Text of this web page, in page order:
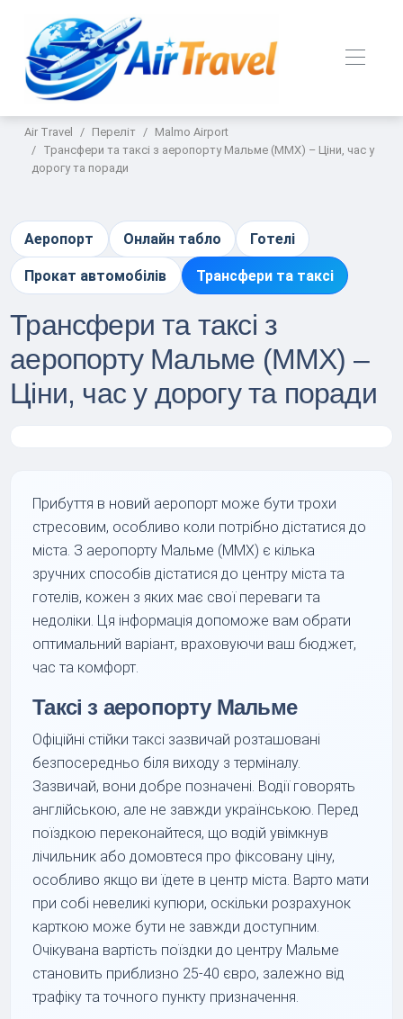
Air Travel Переліт
Malmo Airport
Трансфери та таксі з аеропорту Мальме (MMX) – Ціни, час у
дорогу та поради
Аеропорт Онлайн табло Готелі
Прокат автомобілів Трансфери та таксі
Трансфери та таксі з
аеропорту Мальме (MMX) –
Ціни, час у дорогу та поради
Прибуття в новий аеропорт може бути трохи
стресовим, особливо коли потрібно дістатися до
міста. З аеропорту Мальме (MMX) є кілька
зручних способів дістатися до центру міста та
готелів, кожен з яких має свої переваги та
недоліки. Ця інформація допоможе вам обрати
оптимальний варіант, враховуючи ваш бюджет,
час та комфорт.
Таксі з аеропорту Мальме
Офіційні стійки таксі зазвичай розташовані
безпосередньо біля виходу з терміналу.
Зазвичай, вони добре позначені. Водії говорять
англійською, але не завжди українською. Перед
поїздкою переконайтеся, що водій увімкнув
лічильник або домовтеся про фіксовану ціну,
особливо якщо ви їдете в центр міста. Варто мати
при собі невеликі купюри, оскільки розрахунок
карткою може бути не завжди доступним.
Очікувана вартість поїздки до центру Мальме
становить приблизно 25-40 євро, залежно від
трафіку та точного пункту призначення.